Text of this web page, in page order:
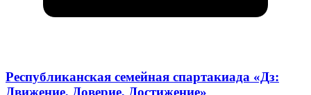
Республиканская семейная спартакиада «Дз: